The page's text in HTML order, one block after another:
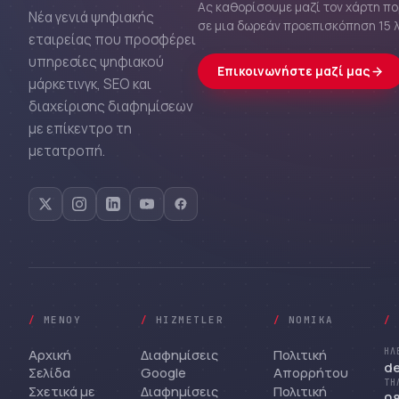
Νέα γενιά ψηφιακής
εταιρείας που προσφέρει
υπηρεσίες ψηφιακού
μάρκετινγκ, SEO και
διαχείρισης διαφημίσεων
με επίκεντρο τη
μετατροπή.
Ας καθορίσουμε μαζί τον χάρτη
σε μια δωρεάν προεπισκόπηση 15
Επικοινωνήστε μαζί μας
/ ΜΕΝΟΎ
Αρχική
Σελίδα
Σχετικά με
/ HIZMETLER
Διαφημίσεις
Google
Διαφημίσεις
/ ΝΟΜΙΚΆ
Πολιτική
Απορρήτου
Πολιτική
/